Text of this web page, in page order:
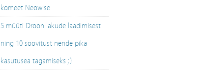
komeet Neowise
5 müüti Drooni akude laadimisest
ning 10 soovitust nende pika
kasutusea tagamiseks ;)